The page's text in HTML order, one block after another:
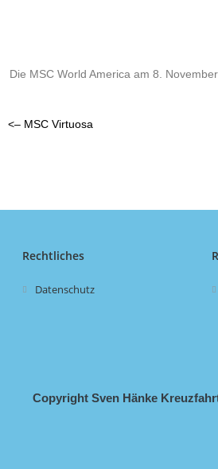
Die MSC World America am 8.
<– MSC Virtuosa
Rechtliches
Datenschutz
Copyright Sven Hänke